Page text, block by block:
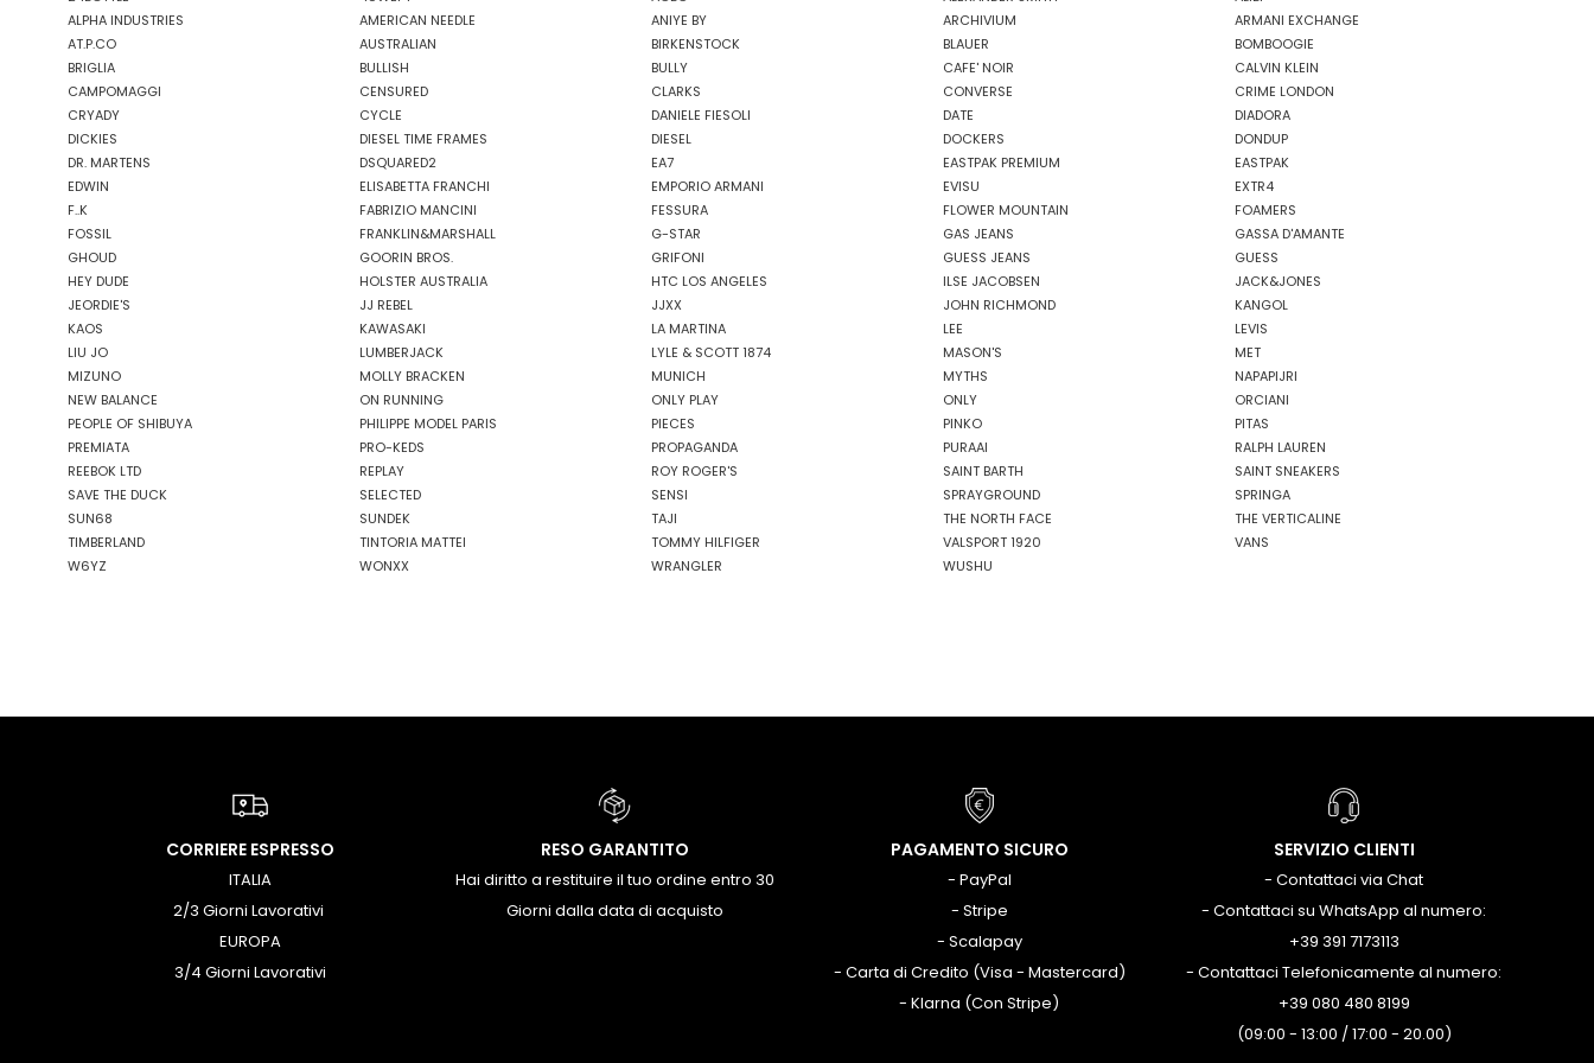
GAS JEANS
GHOUD
GOORIN BROS.
GUESS JEANS
HTC LOS ANGELES
JEORDIE'S
JJ REBEL
JJXX
JOHN RICHMOND
KANGOL
MOLLY BRACKEN
ON RUNNING
ALPHA INDUSTRIES
AMERICAN NEEDLE ANIYE BY ARCHIVIUM
ARMANI EXCHANGE
AT.P.CO
AUSTRALIAN BIRKENSTOCK BLAUER
BOMBOOGIE
BRIGLIA
BULLISH BULLY CAFE' NOIR
CALVIN KLEIN
CAMPOMAGGI
CENSURED CLARKS CONVERSE
CRIME LONDON
CRYADY
CYCLE DANIELE FIESOLI DATE
DIADORA
DICKIES
DIESEL TIME FRAMES DIESEL DOCKERS
DONDUP
DR. MARTENS
DSQUARED2 EA7 EASTPAK PREMIUM
EASTPAK
EDWIN
ELISABETTA FRANCHI EMPORIO ARMANI EVISU
EXTR4
F..K
FABRIZIO MANCINI FESSURA FLOWER MOUNTAIN
FOAMERS
FOSSIL
FRANKLIN&MARSHALL G-STAR GAS JEANS
GASSA D'AMANTE
GHOUD
GOORIN BROS. GRIFONI GUESS JEANS
GUESS
HEY DUDE
HOLSTER AUSTRALIA HTC LOS ANGELES ILSE JACOBSEN
JACK&JONES
JEORDIE'S
JJ REBEL JJXX JOHN RICHMOND
KANGOL
KAOS
KAWASAKI LA MARTINA LEE
LEVIS
LIU JO
LUMBERJACK LYLE & SCOTT 1874 MASON'S
MET
MIZUNO
MOLLY BRACKEN MUNICH MYTHS
NAPAPIJRI
NEW BALANCE
ON RUNNING ONLY PLAY ONLY
ORCIANI
PEOPLE OF SHIBUYA
PHILIPPE MODEL PARIS PIECES PINKO
PITAS
PREMIATA
PRO-KEDS PROPAGANDA PURAAI
RALPH LAUREN
REEBOK LTD
REPLAY ROY ROGER'S SAINT BARTH
SAINT SNEAKERS
SAVE THE DUCK
SELECTED SENSI SPRAYGROUND
SPRINGA
SUN68
SUNDEK TAJI THE NORTH FACE
THE VERTICALINE
TIMBERLAND
TINTORIA MATTEI TOMMY HILFIGER VALSPORT 1920
VANS
W6YZ
WONXX WRANGLER WUSHU
CORRIERE ESPRESSO
ITALIA
2/3 Giorni Lavorativi
EUROPA
3/4 Giorni Lavorativi
RESO GARANTITO
Hai diritto a restituire il tuo ordine entro 30
Giorni dalla data di acquisto
PAGAMENTO SICURO
- PayPal
- Stripe
- Scalapay
- Carta di Credito (Visa - Mastercard)
- Klarna (Con Stripe)
SERVIZIO CLIENTI
- Contattaci via Chat
- Contattaci su WhatsApp al numero:
+39 391 7173113
- Contattaci Telefonicamente al numero:
+39 080 480 8199
(09:00 - 13:00 / 17:00 - 20.00)